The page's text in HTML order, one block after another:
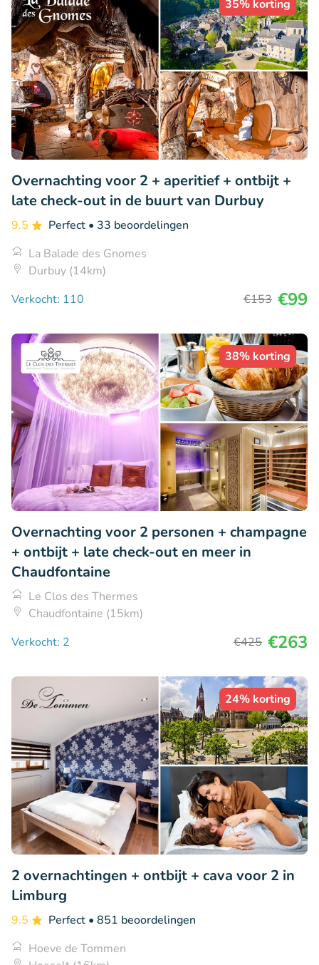
35% korting
Overnachting voor 2 + aperitief + ontbijt +
late check-out in de buurt van Durbuy
9.5 Perfect • 33 beoordelingen
La Balade des Gnomes
Durbuy (14km)
Verkocht: 110
€153 €99
38% korting
Overnachting voor 2 personen + champagne
+ ontbijt + late check-out en meer in
Chaudfontaine
Le Clos des Thermes
Chaudfontaine (15km)
Verkocht: 2
€425 €263
24% korting
2 overnachtingen + ontbijt + cava voor 2 in
Limburg
9.5 Perfect • 851 beoordelingen
Hoeve de Tommen